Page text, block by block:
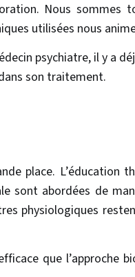
Nous sommes
utilisées nous
psychiatre, il y a
son traitement.
place. L’éducation
sont abordées de
physiologiques
que l’approche